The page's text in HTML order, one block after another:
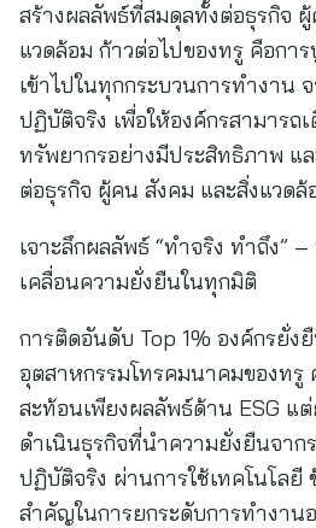
สร้างผลลัพธ์ที่สมดุลทั้งต่อธุรกิจ
แวดล้อม ก้าวต่อไปของทรู คือกา
เข้าไปในทุกกระบวนการทำงาน
ปฏิบัติจริง เพื่อให้องค์กรสามารถ
ทรัพยากรอย่างมีประสิทธิภาพ แ
ต่อธุรกิจ ผู้คน สังคม และสิ่งแวดล้
เจาะลึกผลลัพธ์ “ทำจริง ทำถึง”
เคลื่อนความยั่งยืนในทุกมิติ
การติดอันดับ Top 1% องค์กรยั่ง
อุตสาหกรรมโทรคมนาคมของทรู
สะท้อนเพียงผลลัพธ์ด้าน ESG แ
ดำเนินธุรกิจที่นำความยั่งยืนจาก
ปฏิบัติจริง ผ่านการใช้เทคโนโลยี
สำคัญในการยกระดับการทำงาน